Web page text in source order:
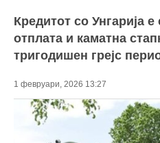
Кредитот со Унгарија
отплата и каматна
тригодишен грејс
1 февруари, 2026 13:27